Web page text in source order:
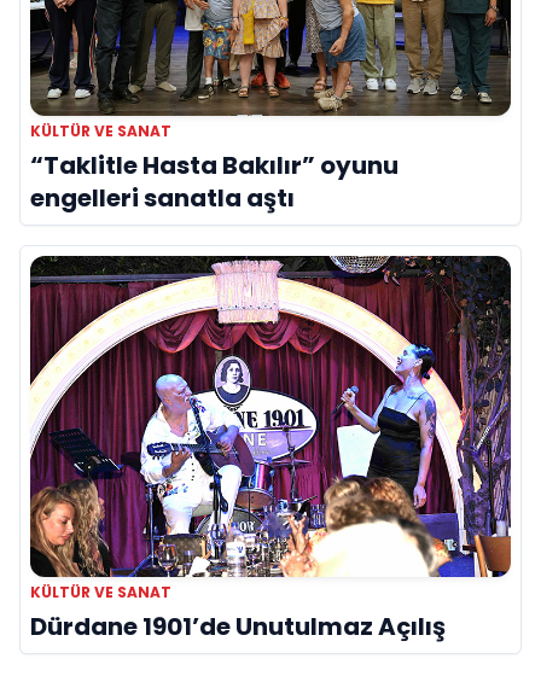
KÜLTÜR VE SANAT
“Taklitle Hasta Bakılır” oyunu
engelleri sanatla aştı
KÜLTÜR VE SANAT
Dürdane 1901’de Unutulmaz Açılış